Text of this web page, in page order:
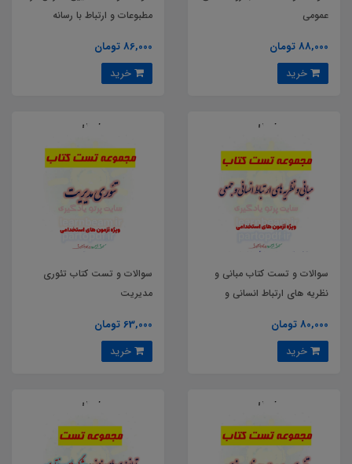
عمومی
88,000 تومان
مطبوعات و ارتباط با رسانه
86,000 تومان
سوالات و تست کتاب مبانی و
نظریه های ارتباط انسانی و
80,000 تومان
سوالات و تست کتاب تئوری
مدیریت
63,000 تومان